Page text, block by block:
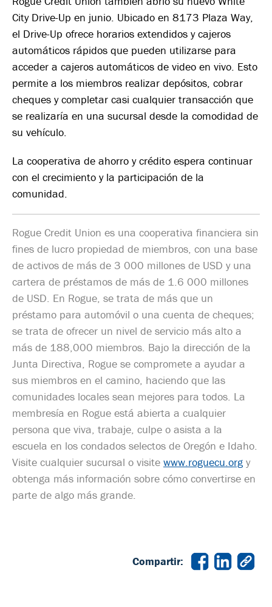
City Drive-Up en junio. Ubicado en 8173 Plaza Way,
el Drive-Up ofrece horarios extendidos y cajeros
automáticos rápidos que pueden utilizarse para
acceder a cajeros automáticos de video en vivo. Esto
permite a los miembros realizar depósitos, cobrar
cheques y completar casi cualquier transacción que
se realizaría en una sucursal desde la comodidad de
su vehículo.
La cooperativa de ahorro y crédito espera continuar
con el crecimiento y la participación de la
comunidad.
Rogue Credit Union es una cooperativa financiera sin
fines de lucro propiedad de miembros, con una base
de activos de más de 3 000 millones de USD y una
cartera de préstamos de más de 1.6 000 millones
de USD. En Rogue, se trata de más que un
préstamo para automóvil o una cuenta de cheques;
se trata de ofrecer un nivel de servicio más alto a
más de 188,000 miembros. Bajo la dirección de la
Junta Directiva, Rogue se compromete a ayudar a
sus miembros en el camino, haciendo que las
comunidades locales sean mejores para todos. La
membresía en Rogue está abierta a cualquier
persona que viva, trabaje, culpe o asista a la
escuela en los condados selectos de Oregón e Idaho.
Visite cualquier sucursal o visite www.roguecu.org y
obtenga más información sobre cómo convertirse en
parte de algo más grande.
Compartir: